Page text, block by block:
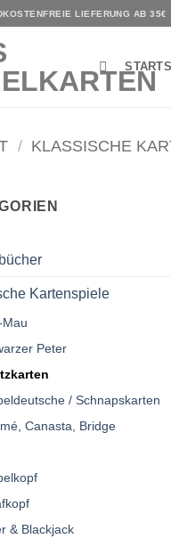
LIEFERUNG AB 35€
/ KLASSISCHE
Kartenspiele
Peter
/ Schnapskarten
Canasta, Bridge
& Blackjack